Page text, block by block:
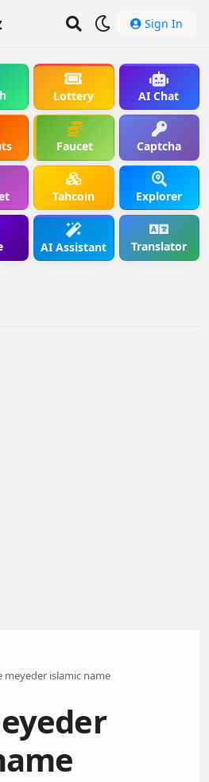
Sign In
Lottery AI Chat
Faucet Captcha
Tahcoin Explorer
AI Assistant Translator
meyeder islamic name